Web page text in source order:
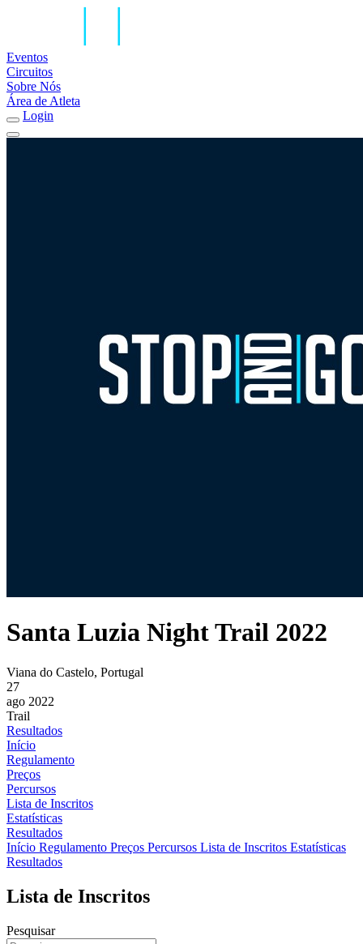
Eventos
Circuitos
Sobre Nós
Área de Atleta
Login
Santa Luzia Night Trail 2022
Viana do Castelo, Portugal
27
ago 2022
Trail
Resultados
Início
Regulamento
Preços
Percursos
Lista de Inscritos
Estatísticas
Resultados
Início Regulamento Preços Percursos Lista de Inscritos Estatísticas
Resultados
Lista de Inscritos
Pesquisar